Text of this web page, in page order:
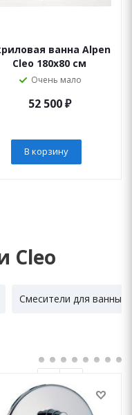
ванна Alpen
Cleo 180x80 см
Очень мало
52 500₽
В корзину
Cleo
Смесители для ванны